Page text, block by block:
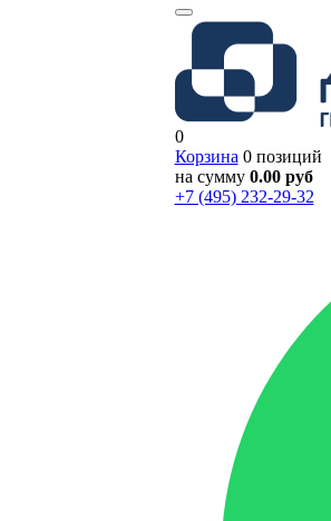
0
Корзина 0 позиций
на сумму 0.00 руб
+7 (495) 232-29-32